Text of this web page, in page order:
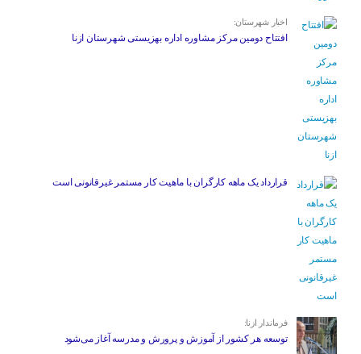
اخبار شهرستان:
افتتاح دومین مرکز مشاوره اداره بهزیستی شهرستان ازنا
قرارداد یک ماهه کارگران با ماهیت کار مستمر غیرقانونی است
فرماندار ازنا:
توسعه هر کشور از آموزش و پرورش و مدرسه آغاز می‌شود